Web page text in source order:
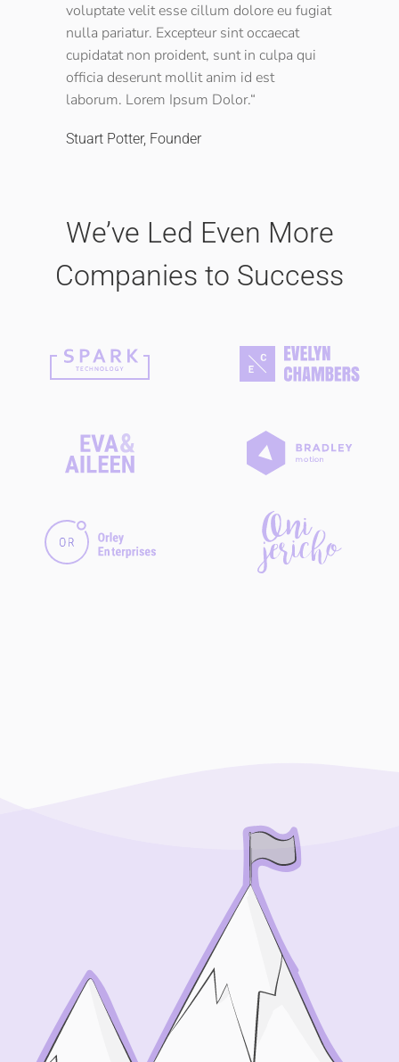
voluptate velit esse cillum dolore eu fugiat
nulla pariatur. Excepteur sint occaecat
cupidatat non proident, sunt in culpa qui
officia deserunt mollit anim id est
laborum. Lorem Ipsum Dolor.“
Stuart Potter, Founder
We’ve Led Even More
Companies to Success